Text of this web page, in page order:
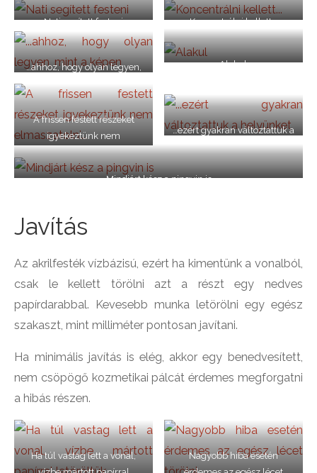
Nati segített festeni Koncentrálni kellett…
…ahhoz, hogy olyan legyen,
Alakul
A frissen festett részeket
igyekeztünk nem
elmaszatolni…
…ezért gyakran változtattuk a
helyünket
Mindjárt kész a pingvin is
Javítás
Az akrilfesték vízbázisú, ezért ha kimentünk a vonalból,
csak le kellett törölni azt a részt egy nedves
papírdarabbal. Kevesebb munka letörölni egy egész
szakaszt, mint milliméter pontosan javítani.
Ha minimális javítás is elég, akkor egy benedvesített,
nem csöpögő kozmetikai pálcát érdemes megforgatni
a hibás részen.
Ha túl vastag lett a vonal,
Nagyobb hiba esetén